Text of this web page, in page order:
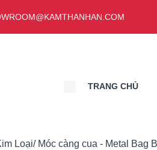
TRANG CHỦ
Loại/ Móc càng cua - Metal Bag